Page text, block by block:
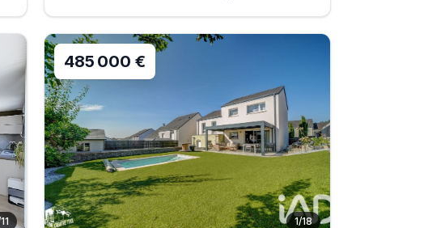
11 1/18
485 000 €